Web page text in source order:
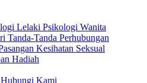
Lelaki Psikologi Wanita
Tanda-Tanda Perhubungan
Kesihatan Seksual
Hadiah
Hubungi Kami